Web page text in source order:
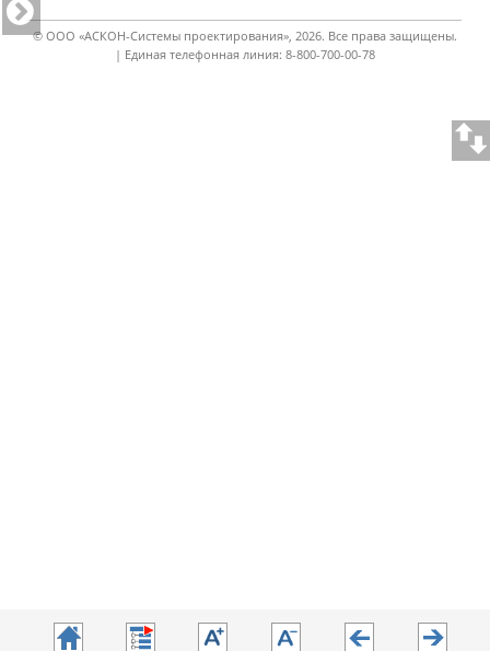
© ООО «АСКОН-Системы проектирования», 2026. Все права защищены.
| Единая телефонная линия: 8-800-700-00-78